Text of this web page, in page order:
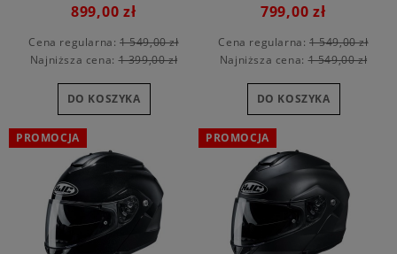
899,00 zł
Cena regularna: 1 549,00 zł
Najniższa cena:1 399,00 zł
DO KOSZYKA
799,00 zł
Cena regularna: 1 549,00 zł
Najniższa cena:1 549,00 zł
DO KOSZYKA
PROMOCJA PROMOCJA